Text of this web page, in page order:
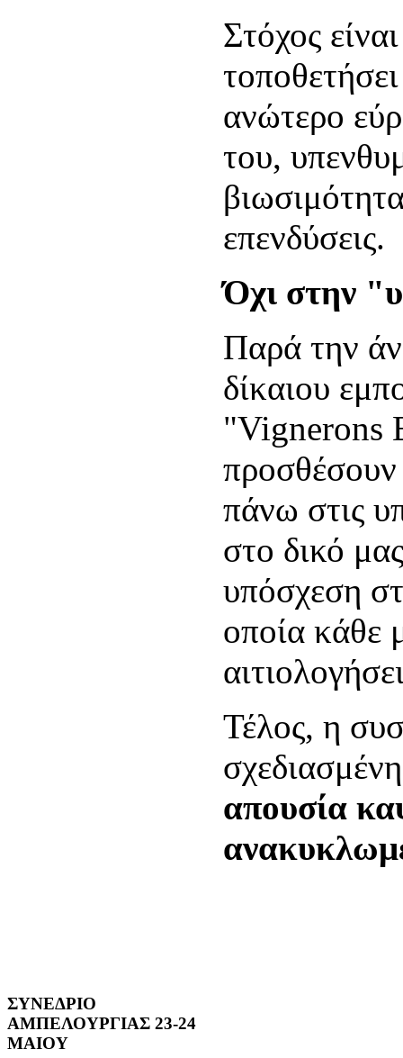
Στόχος
ανώτερο
του,
επενδύσεις.
Όχι στην
Παρά την
δίκαιου
"Vignerons
προσθέσουν
πάνω στις
στο δικό
υπόσχεση
οποία κάθε
Τέλος, η
απουσία
ΣΥΝΕΔΡΙΟ
ΑΜΠΕΛΟΥΡΓΙΑΣ 23-24
ΜΑΙΟΥ